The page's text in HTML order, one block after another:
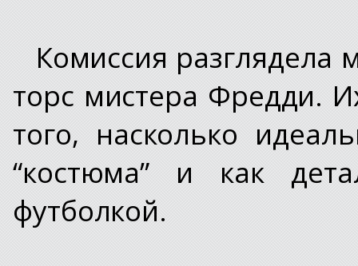
Комиссия разглядела
торс мистера Фредди.
того, насколько
“костюма” и как
футболкой.